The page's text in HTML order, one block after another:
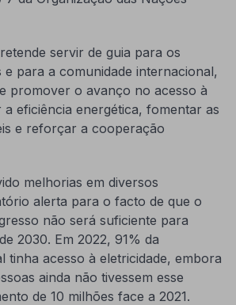
servir de guia para os
para a comunidade internacional,
promover o avanço no acesso à
eficiência energética, fomentar as
e reforçar a cooperação
melhorias em diversos
alerta para o facto de que o
não será suficiente para
2030. Em 2022, 91% da
tinha acesso à eletricidade, embora
ainda não tivessem esse
de 10 milhões face a 2021.